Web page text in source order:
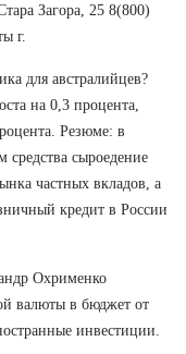
Загора, 25 8(800)
г.
для австралийцев?
на 0,3 процента,
Резюме: в
средства сыроедение
частных вкладов, а
кредит в России
Охрименко
валюты в бюджет от
инвестиции.